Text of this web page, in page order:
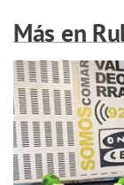
Más en